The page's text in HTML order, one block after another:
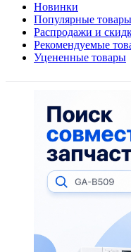
Новинки
Популярные товары
Распродажи и
Рекомендуемые
Уцененные товары